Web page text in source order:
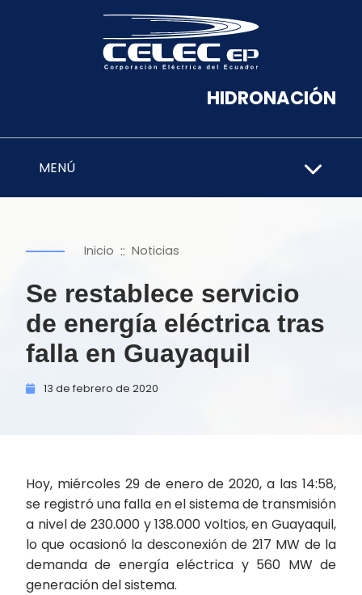
HIDRONACIÓN
MENÚ
Inicio :: Noticias
Se restablece servicio
de energía eléctrica tras
falla en Guayaquil
13 de febrero de 2020
Hoy, miércoles 29 de enero de 2020, a las 14:58,
se registró una falla en el sistema de transmisión
a nivel de 230.000 y 138.000 voltios, en Guayaquil,
lo que ocasionó la desconexión de 217 MW de la
demanda de energía eléctrica y 560 MW de
generación del sistema.